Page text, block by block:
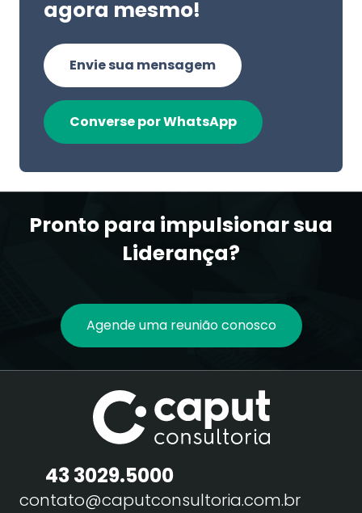
agora mesmo!
Envie sua mensagem
Converse por WhatsApp
Pronto para impulsionar sua
Liderança?
Agende uma reunião conosco
43 3029.5000
contato@caputconsultoria.com.br